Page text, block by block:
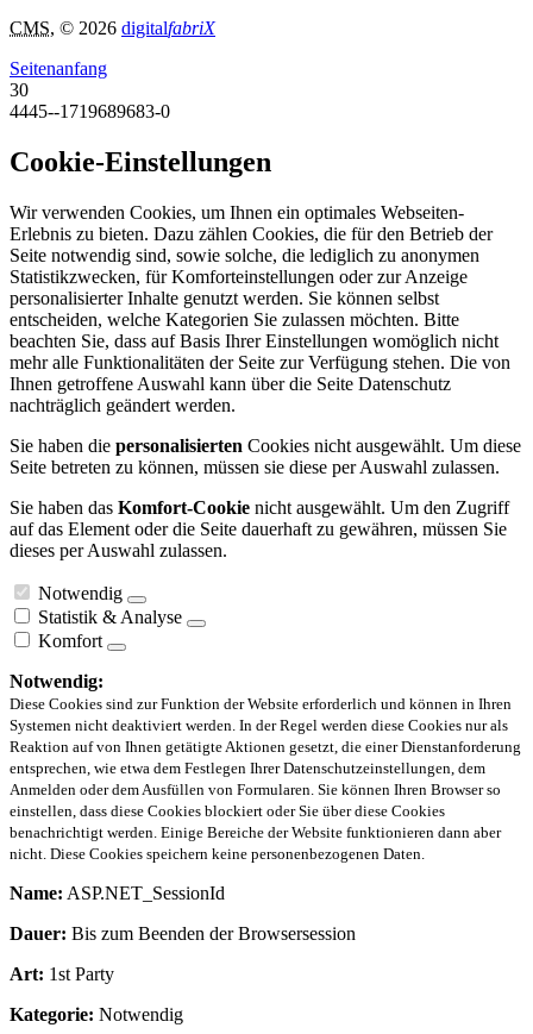
CMS, © 2026 digitalfabriX
Seitenanfang
30
4445--1719689683-0
Cookie-Einstellungen
Wir verwenden Cookies, um Ihnen ein optimales Webseiten-
Erlebnis zu bieten. Dazu zählen Cookies, die für den Betrieb der
Seite notwendig sind, sowie solche, die lediglich zu anonymen
Statistikzwecken, für Komforteinstellungen oder zur Anzeige
personalisierter Inhalte genutzt werden. Sie können selbst
entscheiden, welche Kategorien Sie zulassen möchten. Bitte
beachten Sie, dass auf Basis Ihrer Einstellungen womöglich nicht
mehr alle Funktionalitäten der Seite zur Verfügung stehen. Die von
Ihnen getroffene Auswahl kann über die Seite Datenschutz
nachträglich geändert werden.
Sie haben die personalisierten Cookies nicht ausgewählt. Um diese
Seite betreten zu können, müssen sie diese per Auswahl zulassen.
Sie haben das Komfort-Cookie nicht ausgewählt. Um den Zugriff
auf das Element oder die Seite dauerhaft zu gewähren, müssen Sie
dieses per Auswahl zulassen.
Notwendig
Statistik & Analyse
Komfort
Notwendig:
Diese Cookies sind zur Funktion der Website erforderlich und können in Ihren
Systemen nicht deaktiviert werden. In der Regel werden diese Cookies nur als
Reaktion auf von Ihnen getätigte Aktionen gesetzt, die einer Dienstanforderung
entsprechen, wie etwa dem Festlegen Ihrer Datenschutzeinstellungen, dem
Anmelden oder dem Ausfüllen von Formularen. Sie können Ihren Browser so
einstellen, dass diese Cookies blockiert oder Sie über diese Cookies
benachrichtigt werden. Einige Bereiche der Website funktionieren dann aber
nicht. Diese Cookies speichern keine personenbezogenen Daten.
Name: ASP.NET_SessionId
Dauer: Bis zum Beenden der Browsersession
Art: 1st Party
Kategorie: Notwendig